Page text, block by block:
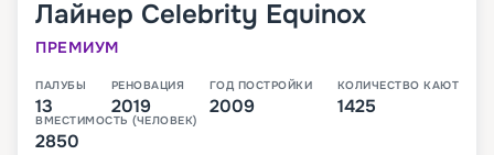
Лайнер Celebrity Equinox
ПРЕМИУМ
ПАЛУБЫ
13
РЕНОВАЦИЯ
2019
ГОД ПОСТРОЙКИ
2009
КОЛИЧЕСТВО КАЮТ
1425
ВМЕСТИМОСТЬ (ЧЕЛОВЕК)
2850